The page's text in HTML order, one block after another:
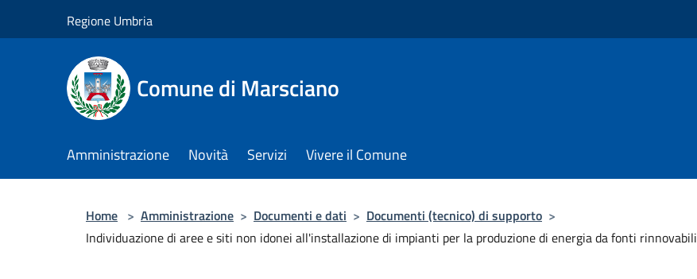
Regione Umbria
Comune di Marsciano
Amministrazione Novità Servizi Vivere il Comune
Home > Amministrazione > Documenti e dati > Documenti (tecnico) di supporto >
Individuazione di aree e siti non idonei all'installazione di impianti per la produzione di energia da fonti rinnovabili